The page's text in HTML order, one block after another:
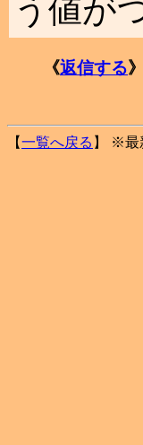
う値が
《返信する》
【一覧へ戻る 】 ※最